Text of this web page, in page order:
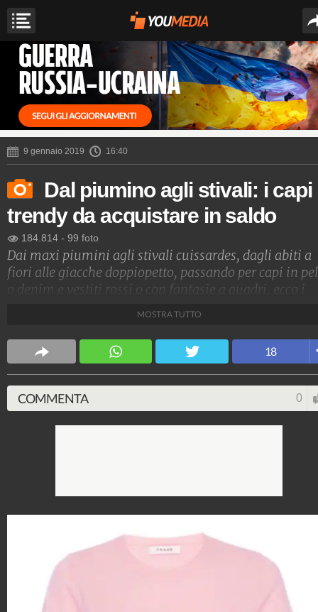
9 gennaio 2019 16:40
Dal piumino agli stivali: i capi
trendy da acquistare in saldo
184.814 - 99 foto
Dai maxi piumini agli stivali cuissardes, dagli abiti a
fiori alle giacche doppiopetto, passando per capi in
o denim e vestiti rossi o con fantasie a quadri, ecco i
Stile e trend
MOSTRA TUTTO
18
COMMENTA 0